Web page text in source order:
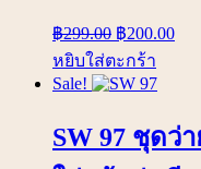
฿299.00 ฿200.00
หยิบใส่ตะกร้า
Sale!
SW 97 ชุดว่